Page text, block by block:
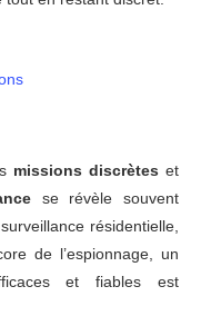
missions discrètes et
se révèle souvent
résidentielle,
de l’espionnage, un
et fiables est